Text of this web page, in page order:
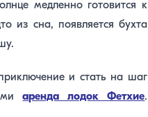
медленно готовится к
из сна, появляется бухта
и стать на шаг
аренда лодок Фетхие.